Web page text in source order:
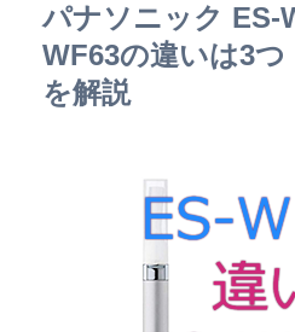
パナソニック ES-
WF63の違いは3
を解説